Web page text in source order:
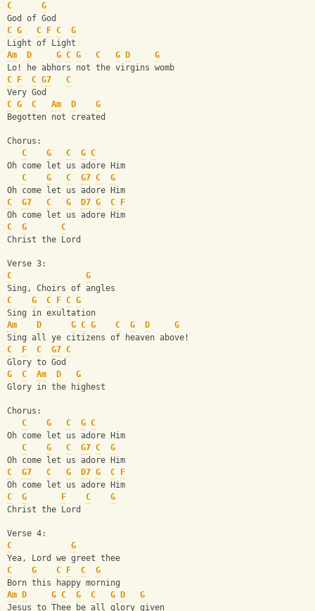
C
G
God of God
C G C F C
G
Light of Light
Am
D G C G C G D
G
Lo! he abhors not the virgins womb
C
F C G7
C
Very God
C G C Am D
G
Begotten not created
Chorus:
C
G C G C
Oh come let us adore Him
C
G C G7 C
G
Oh come let us adore Him
C
G7 C G D7 G C
F
Oh come let us adore Him
C
G
C
Christ the Lord
Verse 3:
C
G
Sing, Choirs of angles
C
G C F C G
Sing in exultation
Am
D G C G C G D
G
Sing all ye citizens of heaven above!
C
F C G7 C
Glory to God
G
C Am D
G
Glory in the highest
Chorus:
C
G C G C
Oh come let us adore Him
C
G C G7 C
G
Oh come let us adore Him
C
G7 C G D7 G C
F
Oh come let us adore Him
C
G F C
G
Christ the Lord
Verse 4:
C
G
Yea, Lord we greet thee
C
G C F C
G
Born this happy morning
Am
D G C G C G D
G
Jesus to Thee be all glory given